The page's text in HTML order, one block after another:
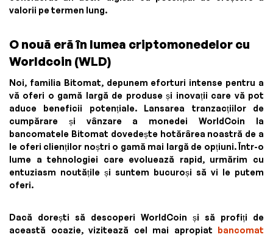
valorii pe termen lung.
O nouă eră în lumea criptomonedelor cu
Worldcoin (WLD)
Noi, familia Bitomat, depunem eforturi intense pentru a
vă oferi o gamă largă de produse și inovații care vă pot
aduce beneficii potențiale. Lansarea tranzacțiilor de
cumpărare și vânzare a monedei WorldCoin la
bancomatele Bitomat dovedește hotărârea noastră de a
le oferi clienților noștri o gamă mai largă de opțiuni. Într-o
lume a tehnologiei care evoluează rapid, urmărim cu
entuziasm noutățile și suntem bucuroși să vi le putem
oferi.
Dacă dorești să descoperi WorldCoin și să profiți de
această ocazie, vizitează cel mai apropiat bancomat